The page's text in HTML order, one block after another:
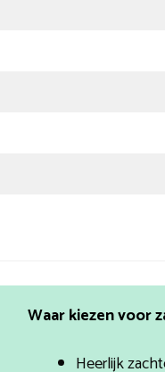
Waar kiezen voor
Heerlijk